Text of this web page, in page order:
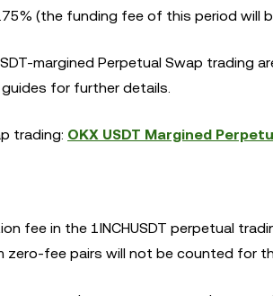
(the funding fee of this period will
margined Perpetual Swap trading
for further details.
trading: OKX USDT Margined
fee in the 1INCHUSDT perpetual
zero-fee pairs will not be counted for